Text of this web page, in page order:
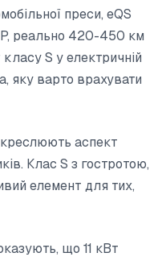
преси, eQS
реально 420-450 км
S у електричній
яку варто врахувати
аспект
Клас S з гостротою,
елемент для тих,
що 11 кВт